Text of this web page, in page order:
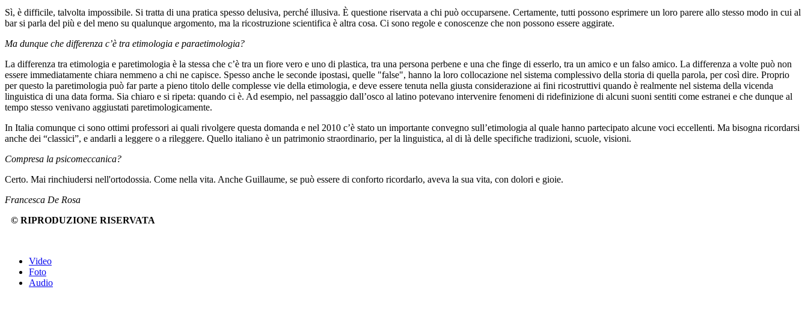
Sì, è difficile, talvolta impossibile. Si tratta di una pratica spesso delusiva, perché illusiva. È questione riservata a chi può occuparsene. Certamente, tutti possono esprimere un loro parere allo stesso modo in cui al
bar si parla del più e del meno su qualunque argomento, ma la ricostruzione scientifica è altra cosa. Ci sono regole e conoscenze che non possono essere aggirate.
Ma dunque che differenza c’è tra etimologia e paraetimologia?
La differenza tra etimologia e paretimologia è la stessa che c’è tra un fiore vero e uno di plastica, tra una persona perbene e una che finge di esserlo, tra un amico e un falso amico. La differenza a volte può non
essere immediatamente chiara nemmeno a chi ne capisce. Spesso anche le seconde ipostasi, quelle "false", hanno la loro collocazione nel sistema complessivo della storia di quella parola, per così dire. Proprio
per questo la paretimologia può far parte a pieno titolo delle complesse vie della etimologia, e deve essere tenuta nella giusta considerazione ai fini ricostruttivi quando è realmente nel sistema della vicenda
linguistica di una data forma. Sia chiaro e si ripeta: quando ci è. Ad esempio, nel passaggio dall’osco al latino potevano intervenire fenomeni di ridefinizione di alcuni suoni sentiti come estranei e che dunque al
tempo stesso venivano aggiustati paretimologicamente.
In Italia comunque ci sono ottimi professori ai quali rivolgere questa domanda e nel 2010 c’è stato un importante convegno sull’etimologia al quale hanno partecipato alcune voci eccellenti. Ma bisogna ricordarsi
anche dei “classici”, e andarli a leggere o a rileggere. Quello italiano è un patrimonio straordinario, per la linguistica, al di là delle specifiche tradizioni, scuole, visioni.
Compresa la psicomeccanica?
Certo. Mai rinchiudersi nell'ortodossia. Come nella vita. Anche Guillaume, se può essere di conforto ricordarlo, aveva la sua vita, con dolori e gioie.
Francesca De Rosa
© RIPRODUZIONE RISERVATA
Video
Foto
Audio